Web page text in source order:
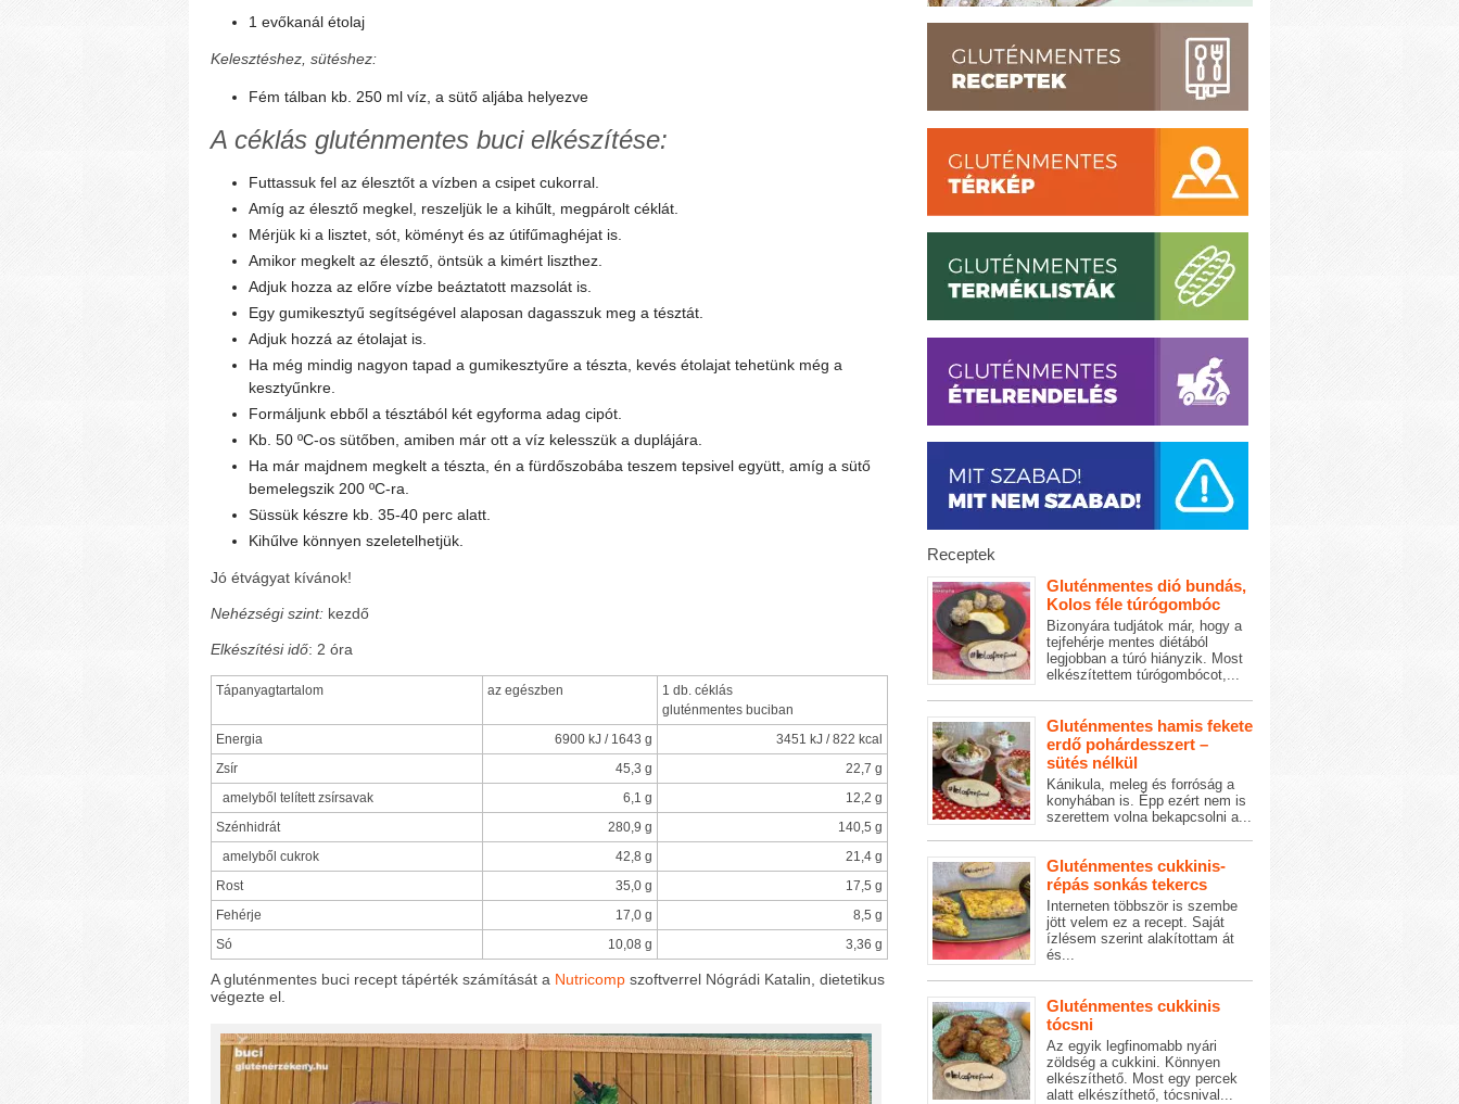
1 evőkanál étolaj
Kelesztéshez, sütéshez:
Fém tálban kb. 250 ml víz, a sütő aljába helyezve
A céklás gluténmentes buci elkészítése:
Futtassuk fel az élesztőt a vízben a csipet cukorral.
Amíg az élesztő megkel, reszeljük le a kihűlt, megpárolt céklát.
Mérjük ki a lisztet, sót, köményt és az útifűmaghéjat is.
Amikor megkelt az élesztő, öntsük a kimért liszthez.
Adjuk hozza az előre vízbe beáztatott mazsolát is.
Egy gumikesztyű segítségével alaposan dagasszuk meg a tésztát.
Adjuk hozzá az étolajat is.
Ha még mindig nagyon tapad a gumikesztyűre a tészta, kevés étolajat tehetünk még a
kesztyűnkre.
Formáljunk ebből a tésztából két egyforma adag cipót.
Kb. 50 ºC-os sütőben, amiben már ott a víz kelesszük a duplájára.
Ha már majdnem megkelt a tészta, én a fürdőszobába teszem tepsivel együtt, amíg a sütő
bemelegszik 200 ºC-ra.
Süssük készre kb. 35-40 perc alatt.
Kihűlve könnyen szeletelhetjük.
Jó étvágyat kívánok!
Nehézségi szint: kezdő
Elkészítési idő: 2 óra
Tápanyagtartalom az egészben
1 db. céklás
gluténmentes buciban
Energia
6900 kJ / 1643 g
3451 kJ / 822 kcal
Zsír
45,3 g
22,7 g
amelyből telített zsírsavak
6,1 g
12,2 g
Szénhidrát
280,9 g
140,5 g
amelyből cukrok
42,8 g
21,4 g
Rost
35,0 g
17,5 g
Fehérje
17,0 g
8,5 g
Só
10,08 g 3,36 g
A gluténmentes buci recept tápérték számítását a Nutricomp szoftverrel Nógrádi Katalin, dietetikus
végezte el.
Receptek
Gluténmentes dió bundás,
Kolos féle túrógombóc
Bizonyára tudjátok már, hogy a
tejfehérje mentes diétából
legjobban a túró hiányzik. Most
elkészítettem túrógombócot,...
Gluténmentes hamis fekete
erdő pohárdesszert –
sütés nélkül
Kánikula, meleg és forróság a
konyhában is. Épp ezért nem is
szerettem volna bekapcsolni a...
Gluténmentes cukkinis-
répás sonkás tekercs
Interneten többször is szembe
jött velem ez a recept. Saját
ízlésem szerint alakítottam át
és...
Gluténmentes cukkinis
tócsni
Az egyik legfinomabb nyári
zöldség a cukkini. Könnyen
elkészíthető. Most egy percek
alatt elkészíthető, tócsnival...